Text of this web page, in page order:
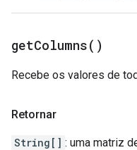
getColumns( )
Recebe os valores de
Retornar
String[] : uma matriz